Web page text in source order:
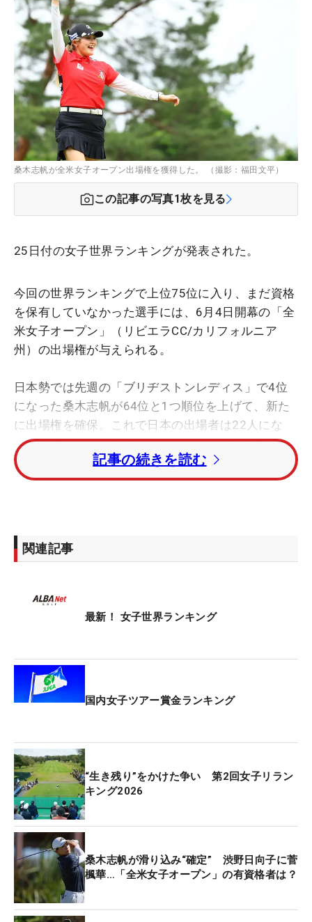
桑木志帆が全米女子オープン出場権を獲得した。 （撮影：福田文平）
この記事の写真1枚を見る
25日付の女子世界ランキングが発表された。
今回の世界ランキングで上位75位に入り、まだ資格
を保有していなかった選手には、6月4日開幕の「全
米女子オープン」（リビエラCC/カリフォルニア
州）の出場権が与えられる。
日本勢では先週の「ブリヂストンレディス」で4位
になった桑木志帆が64位と1つ順位を上げて、新た
に出場権を確保。これで日本の出場者は22人にな
る。今週行われる米女子ツアーの3日間大会「ショ
ップライトLPGA」（29～31日、ニュージャージー
州）の優勝者にも権利が付与されるなど、さらに人
先週の国内ツアーで1年ぶりの優勝（通算2勝目）を
挙げたプロ2年目の入谷響は、118位から34ランク
この他の日本勢は、山下美夢有が8位をキープ。以
いく。勝みなみが28位、佐久間朱莉が32位と、とも
に1つ順位を上げた。
持。ブリヂストンレディスを3位で終えた菅楓華が
59位から49位に上がり、トップ50に返り咲いた。
河本結も50位と1つ順位を上げている。
先週は米女子ツアーがオープンウィークだったこと
もあり、1位のネリー・コルダ（米国）、2位のジー
ノ・ティティクル（タイ）、3位のキム・ヒョージ
ュ（韓国）ら上位陣に大きな変動はなかった。
【全米女子オープンの主な出場資格】
記事の続きを読む
関連記事
最新！ 女子世界ランキング
国内女子ツアー賞金ランキング
“生き残り”をかけた争い 第2回女子リラン
キング2026
桑木志帆が滑り込み“確定” 渋野日向子に菅
楓華…「全米女子オープン」の有資格者は？